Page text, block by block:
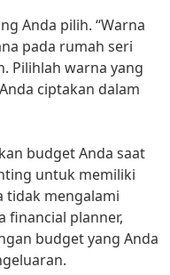
Anda pilih. “Warna
pada rumah seri
Pilihlah warna yang
ciptakan dalam
budget Anda saat
untuk memiliki
tidak mengalami
financial planner,
budget yang Anda